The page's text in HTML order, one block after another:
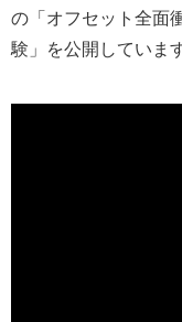
の「オフセット全面
験」を公開しています